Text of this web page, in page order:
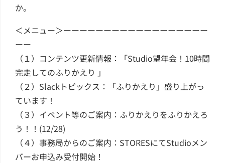
か。
＜メニュー＞ーーーーーーーーーーーーーーーーーー
ーー
（１）コンテンツ更新情報：「Studio望年会！10時間
完走してのふりかえり 」
（２）Slackトピックス：「ふりかえり」盛り上がっ
ています！
（３）イベント等のご案内：ふりかえりをふりかえろ
う！！(12/28)
（４）事務局からのご案内：STORESにてStudioメン
バーお申込み受付開始！